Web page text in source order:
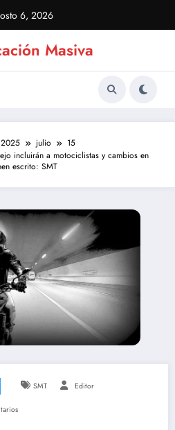
6, 2026
Masiva
2025 julio
15
incluirán a motociclistas y cambios en
escrito: SMT
SMT Editor